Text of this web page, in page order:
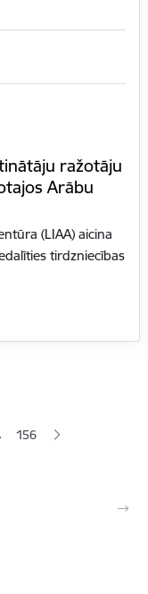
ražotāju
Arābu
(LIAA) aicina
tirdzniecības
156